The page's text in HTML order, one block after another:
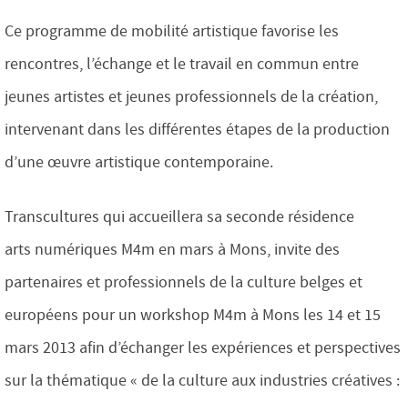
Ce programme de mobilité artistique favorise les
rencontres, l’échange et le travail en commun entre
jeunes artistes et jeunes professionnels de la création,
intervenant dans les différentes étapes de la production
d’une œuvre artistique contemporaine.
Transcultures qui accueillera sa seconde résidence
arts numériques M4m en mars à Mons, invite des
partenaires et professionnels de la culture belges et
européens pour un workshop M4m à Mons les 14 et 15
mars 2013 afin d’échanger les expériences et perspectives
sur la thématique « de la culture aux industries créatives :